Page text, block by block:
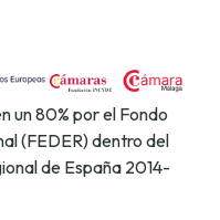
un 80% por el Fondo
(FEDER) dentro del
de España 2014-